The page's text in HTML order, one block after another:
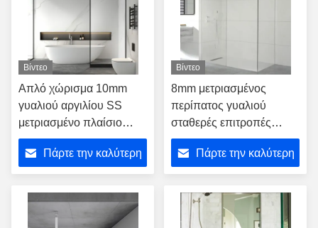
Βίντεο
Απλό χώρισμα 10mm
γυαλιού αργιλίου SS
μετριασμένο πλαίσιο
πάχος
Πάρτε την καλύτερη
Βίντεο
8mm μετριασμένος
περίπατος γυαλιού
σταθερές επιτροπές
τοίχων οθόνης ντους
λουτρών στις ντους
Πάρτε την καλύτερη